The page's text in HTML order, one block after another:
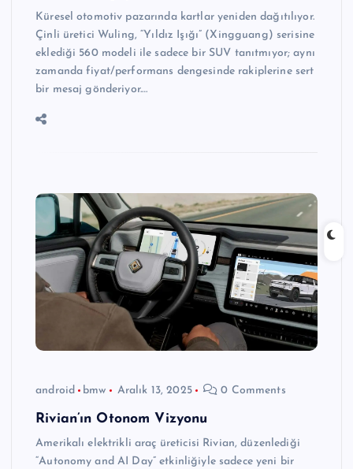
Küresel otomotiv pazarında kartlar yeniden dağıtılıyor.
Çinli üretici Wuling, “Yıldız Işığı” (Xingguang) serisine
eklediği 560 modeli ile sadece bir SUV tanıtmıyor; aynı
zamanda fiyat/performans dengesinde rakiplerine sert
bir mesaj gönderiyor.…
android bmw Aralık 13, 2025 0 Comments
Rivian’ın Otonom Vizyonu
Amerikalı elektrikli araç üreticisi Rivian, düzenlediği
“Autonomy and AI Day” etkinliğiyle sadece yeni bir